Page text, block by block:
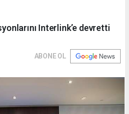
Interlink’e devretti
ABONE OL